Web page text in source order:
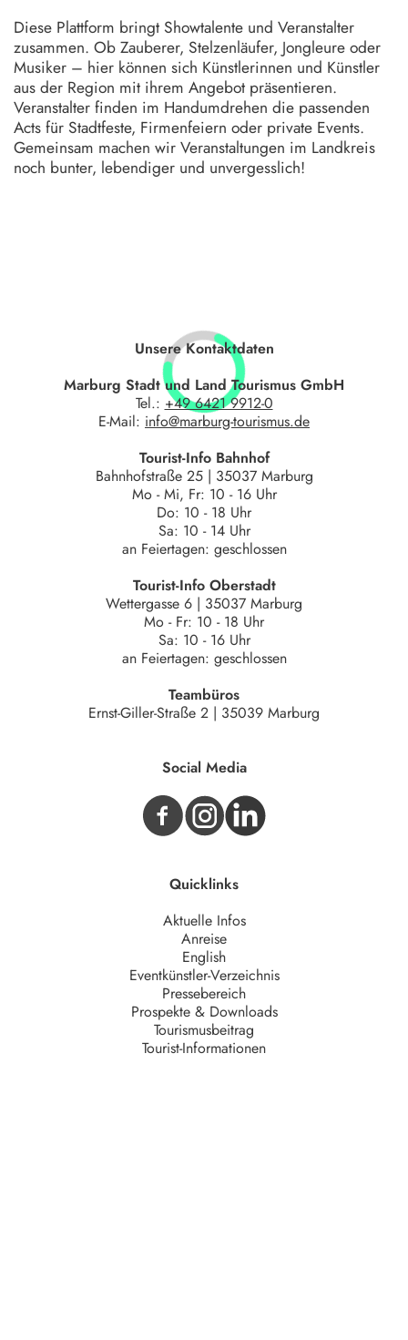
Diese Plattform bringt Showtalente und Veranstalter
zusammen. Ob Zauberer, Stelzenläufer, Jongleure oder
Musiker – hier können sich Künstlerinnen und Künstler
aus der Region mit ihrem Angebot präsentieren.
Veranstalter finden im Handumdrehen die passenden
Acts für Stadtfeste, Firmenfeiern oder private Events.
Gemeinsam machen wir Veranstaltungen im Landkreis
noch bunter, lebendiger und unvergesslich!
Unsere Kontaktdaten
Marburg Stadt und Land Tourismus GmbH
Tel.: +49 6421 9912-0
E-Mail: info@marburg-tourismus.de
Tourist-Info Bahnhof
Bahnhofstraße 25 | 35037 Marburg
Mo - Mi, Fr: 10 - 16 Uhr
Do: 10 - 18 Uhr
Sa: 10 - 14 Uhr
an Feiertagen: geschlossen
Tourist-Info Oberstadt
Wettergasse 6 | 35037 Marburg
Mo - Fr: 10 - 18 Uhr
Sa: 10 - 16 Uhr
an Feiertagen: geschlossen
Teambüros
Ernst-Giller-Straße 2 | 35039 Marburg
Social Media
Quicklinks
Aktuelle Infos
Anreise
English
Eventkünstler-Verzeichnis
Pressebereich
Prospekte & Downloads
Tourismusbeitrag
Tourist-Informationen